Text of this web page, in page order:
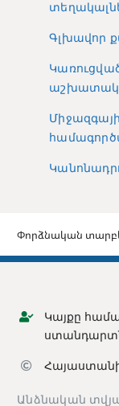
Գլխավոր
Փորձնական
Կայքը
Անձնական